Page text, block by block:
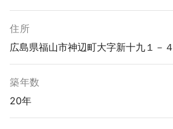
住所
広島県福山市神辺町大字新十九１－４
築年数
20年